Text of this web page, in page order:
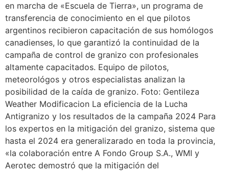
en marcha de «Escuela de Tierra», un programa de
transferencia de conocimiento en el que pilotos
argentinos recibieron capacitación de sus homólogos
canadienses, lo que garantizó la continuidad de la
campaña de control de granizo con profesionales
altamente capacitados. Equipo de pilotos,
meteorológos y otros especialistas analizan la
posibilidad de la caída de granizo. Foto: Gentileza
Weather Modificacion La eficiencia de la Lucha
Antigranizo y los resultados de la campaña 2024 Para
los expertos en la mitigación del granizo, sistema que
hasta el 2024 era generalizarado en toda la provincia,
«la colaboración entre A Fondo Group S.A., WMI y
Aerotec demostró que la mitigación del